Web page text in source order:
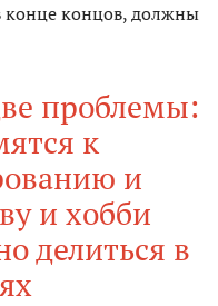
конце концов, должны
проблемы:
к
и
и хобби
делиться в